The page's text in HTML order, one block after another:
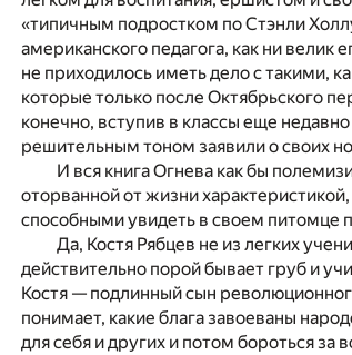
«типичным подростком по Стэнли
американского педагога, как ни велик
не приходилось иметь дело с такими,
которые только после Октябрьского
конечно, вступив в классы еще
решительным тоном заявили о своих
И вся книга Огнева как бы
оторванной от жизни
способными увидеть в своем
Да, Костя Рябцев не из легких
действительно порой бывает груб и
Костя — подлинный сын
понимает, какие блага завоеваны
для себя и других и потом бороться